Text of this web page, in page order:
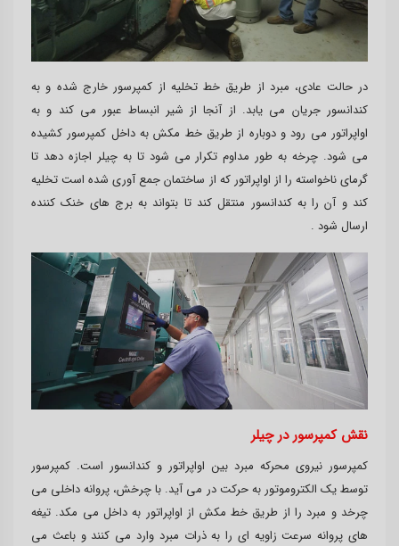
در حالت عادی، مبرد از طریق خط تخلیه از کمپرسور خارج شده و به
کندانسور جریان می یابد. از آنجا از شیر انبساط عبور می کند و به
اواپراتور می رود و دوباره از طریق خط مکش به داخل کمپرسور کشیده
می شود. چرخه به طور مداوم تکرار می شود تا به چیلر اجازه دهد تا
گرمای ناخواسته را از اواپراتور که از ساختمان جمع آوری شده است تخلیه
کند و آن را به کندانسور منتقل کند تا بتواند به برج های خنک کننده
ارسال شود .
نقش کمپرسور در چیلر
کمپرسور نیروی محرکه مبرد بین اواپراتور و کندانسور است. کمپرسور
توسط یک الکتروموتور به حرکت در می آید. با چرخش، پروانه داخلی می
چرخد ​​و مبرد را از طریق خط مکش از اواپراتور به داخل می مکد. تیغه
های پروانه سرعت زاویه ای را به ذرات مبرد وارد می کنند و باعث می